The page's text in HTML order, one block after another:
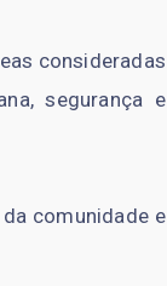
consideradas
segurança e
comunidade e